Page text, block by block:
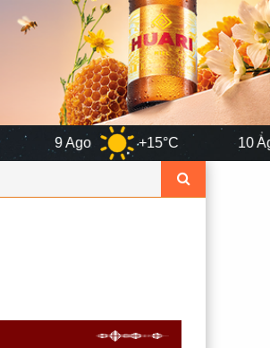
+15°C 10 Ago +14°C